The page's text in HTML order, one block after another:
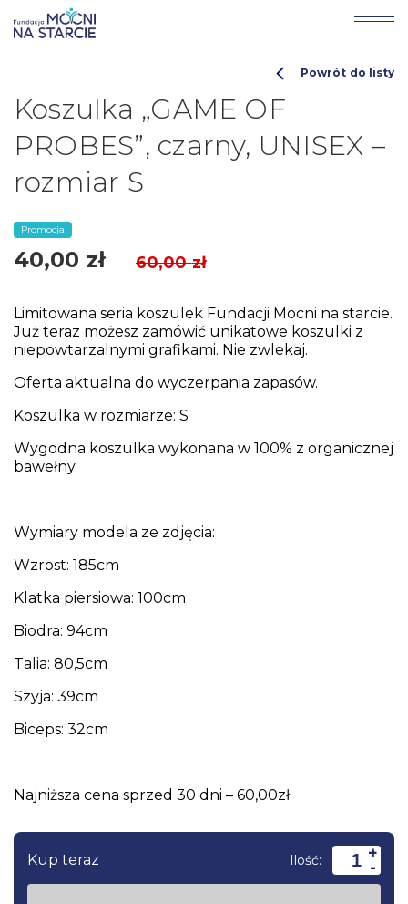
Koszulka „GAME OF
PROBES”, czarny, UNISEX –
rozmiar S
Powrót do listy
Promocja
40,00 zł 60,00zł
Limitowana seria koszulek Fundacji Mocni na starcie.
Już teraz możesz zamówić unikatowe koszulki z
niepowtarzalnymi grafikami. Nie zwlekaj.
Oferta aktualna do wyczerpania zapasów.
Koszulka w rozmiarze: S
Wygodna koszulka wykonana w 100% z organicznej
bawełny.
Wymiary modela ze zdjęcia:
Wzrost: 185cm
Klatka piersiowa: 100cm
Biodra: 94cm
Talia: 80,5cm
Szyja: 39cm
Biceps: 32cm
Najniższa cena sprzed 30 dni – 60,00zł
Kup teraz Ilość: +
-